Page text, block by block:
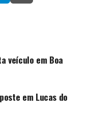
veículo em Boa
em Lucas do